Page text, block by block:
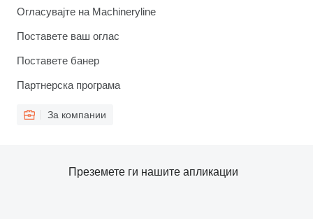
Огласувајте на Machineryline
Поставете ваш оглас
Поставете банер
Партнерска програма
За компании
Преземете ги нашите апликации